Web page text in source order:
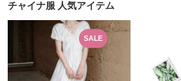
チャイナ服 人気アイテム
SALE